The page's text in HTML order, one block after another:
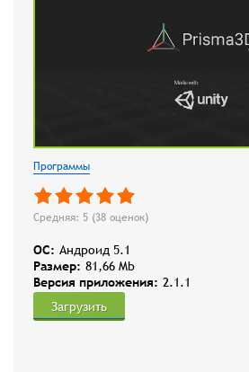
Программы
Средняя: 5 (38 оценок)
OC: Андроид 5.1
Размер: 81,66 Mb
Версия приложения: 2.1.1
Загрузить